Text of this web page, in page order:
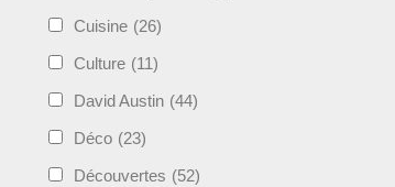
Cuisine (26)
Culture (11)
David Austin (44)
Déco (23)
Découvertes (52)